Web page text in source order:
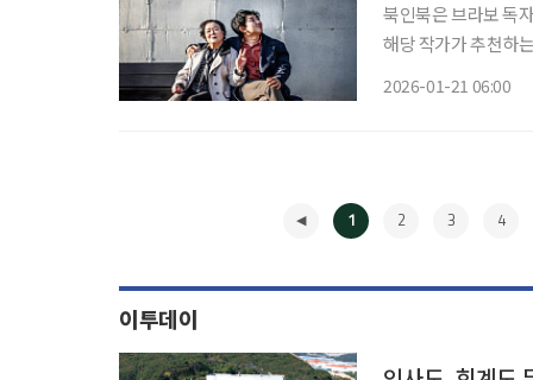
북인북은 브라보 독
해당 작가가 추천하는 콘텐도 함께 즐겨
2026-01-21 06:00
1 2 3 4
이투데이